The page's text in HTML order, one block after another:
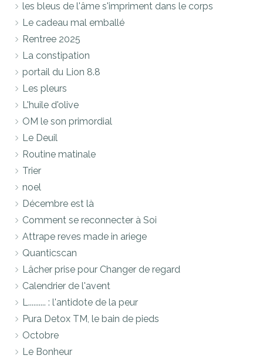
les bleus de l'âme s'impriment dans le corps
Le cadeau mal emballé
Rentree 2025
La constipation
portail du Lion 8.8
Les pleurs
L'huile d'olive
OM le son primordial
Le Deuil
Routine matinale
Trier
noel
Décembre est là
Comment se reconnecter à Soi
Attrape reves made in ariege
Quanticscan
Lâcher prise pour Changer de regard
Calendrier de l'avent
L.......... : l'antidote de la peur
Pura Detox TM, le bain de pieds
Octobre
Le Bonheur